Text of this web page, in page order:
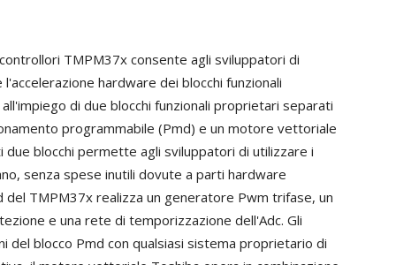
TMPM37x consente agli sviluppatori di
hardware dei blocchi funzionali
di due blocchi funzionali proprietari separati
programmabile (Pmd) e un motore vettoriale
blocchi permette agli sviluppatori di utilizzare i
senza spese inutili dovute a parti hardware
TMPM37x realizza un generatore Pwm trifase, un
e una rete di temporizzazione dell'Adc. Gli
del blocco Pmd con qualsiasi sistema proprietario di